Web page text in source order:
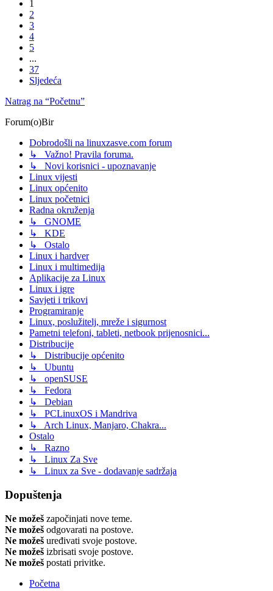
1
2
3
4
5
...
37
Sljedeća
Natrag na “Početnu”
Forum(o)Bir
Dobrodošli na linuxzasve.com forum
↳ Važno! Pravila foruma.
↳ Novi korisnici - upoznavanje
Linux vijesti
Linux općenito
Linux početnici
Radna okruženja
↳ GNOME
↳ KDE
↳ Ostalo
Linux i hardver
Linux i multimedija
Aplikacije za Linux
Linux i igre
Savjeti i trikovi
Programiranje
Linux, poslužitelj, mreže i sigurnost
Pametni telefoni, tableti, netbook prijenosnici...
Distribucije
↳ Distribucije općenito
↳ Ubuntu
↳ openSUSE
↳ Fedora
↳ Debian
↳ PCLinuxOS i Mandriva
↳ Arch Linux, Manjaro, Chakra...
Ostalo
↳ Razno
↳ Linux Za Sve
↳ Linux za Sve - dodavanje sadržaja
Dopuštenja
Ne možeš započinjati nove teme.
Ne možeš odgovarati na postove.
Ne možeš uređivati svoje postove.
Ne možeš izbrisati svoje postove.
Ne možeš postati privitke.
Početna